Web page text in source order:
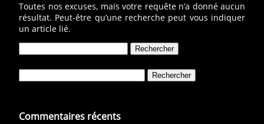
Toutes nos excuses, mais votre requête n’a donné aucun
résultat. Peut-être qu’une recherche peut vous indiquer
un article lié.
Commentaires récents